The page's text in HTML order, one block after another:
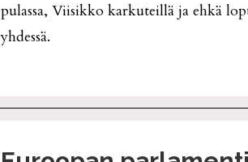
pulassa, Viisikko karkuteillä ja ehkä
yhdessä.